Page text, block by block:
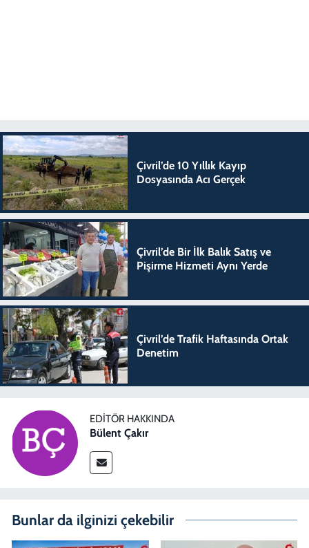
Çivril’de 10 Yıllık Kayıp
Dosyasında Acı Gerçek
Çivril’de Bir İlk Balık Satış ve
Pişirme Hizmeti Aynı Yerde
Çivril’de Trafik Haftasında Ortak
Denetim
EDITÖR HAKKINDA
Bülent Çakır
Bunlar da ilginizi çekebilir